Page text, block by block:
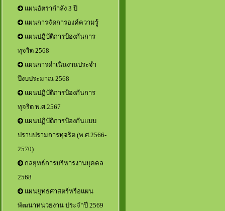
แผนอัตรากำลัง 3 ปี
แผนการจัดการองค์ความรู้
แผนปฏิบัติการป้องกันการ
ทุจริต 2568
แผนการดำเนินงานประจำ
ปีงบประมาณ 2568
แผนปฏิบัติการป้องกันการ
ทุจริต พ.ศ.2567
แผนปฏิบัติการป้องกันแบบ
ปราบปรามการทุจริต (พ.ศ.2566-
2570)
กลยุทธ์การบริหารงานบุคคล
2568
แผนยุทธศาสตร์หรือแผน
พัฒนาหน่วยงาน ประจำปี 2569